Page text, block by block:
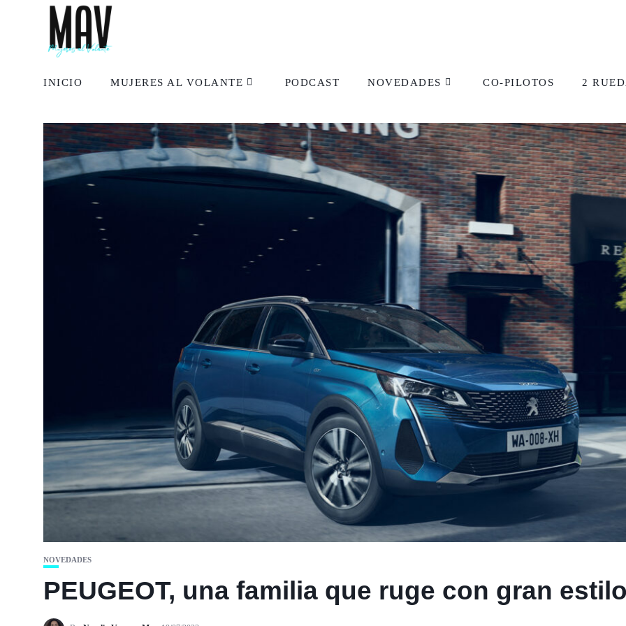
INICIO MUJERES AL VOLANTE PODCAST NOVEDADES CO-PILOTOS 2
NOVEDADES
PEUGEOT, una familia que ruge con gran